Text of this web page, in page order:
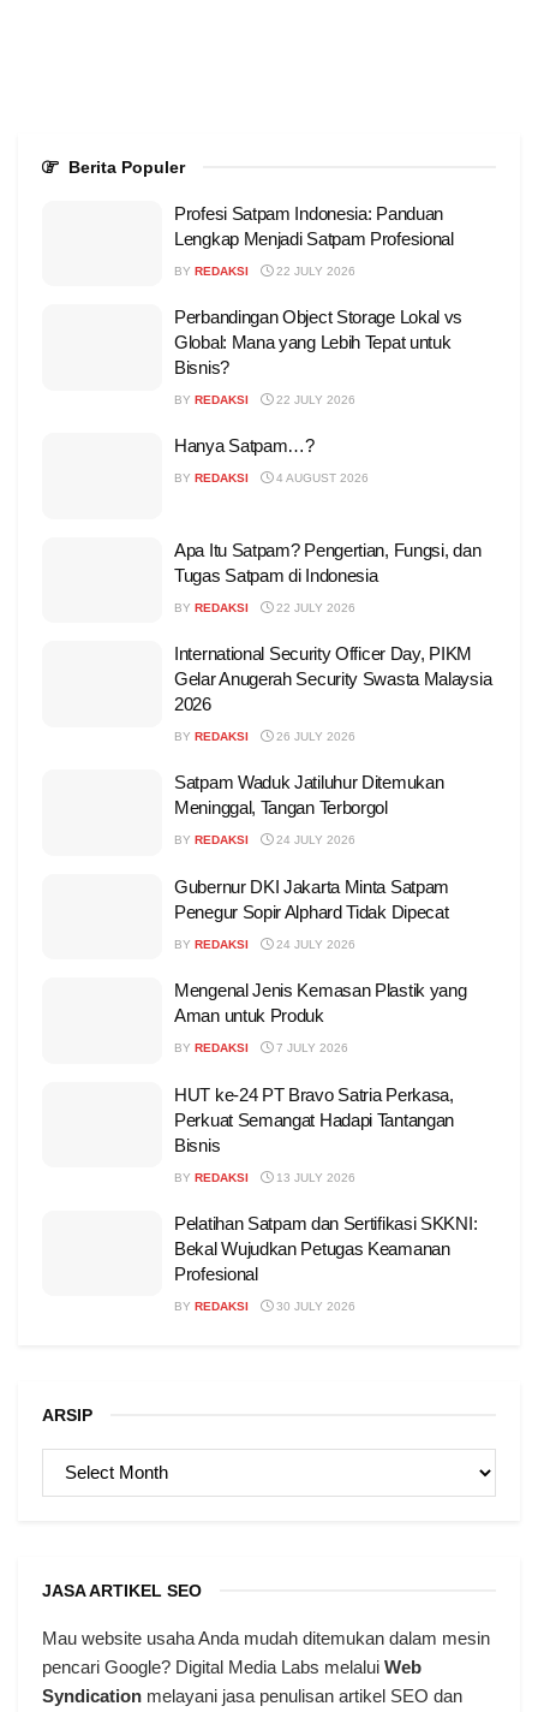
Berita Populer
Profesi Satpam Indonesia: Panduan
Lengkap Menjadi Satpam Profesional
BY REDAKSI 22 JULY 2026
Perbandingan Object Storage Lokal vs
Global: Mana yang Lebih Tepat untuk
Bisnis?
BY REDAKSI 22 JULY 2026
Hanya Satpam…?
BY REDAKSI 4 AUGUST 2026
Apa Itu Satpam? Pengertian, Fungsi, dan
Tugas Satpam di Indonesia
BY REDAKSI 22 JULY 2026
International Security Officer Day, PIKM
Gelar Anugerah Security Swasta Malaysia
2026
BY REDAKSI 26 JULY 2026
Satpam Waduk Jatiluhur Ditemukan
Meninggal, Tangan Terborgol
BY REDAKSI 24 JULY 2026
Gubernur DKI Jakarta Minta Satpam
Penegur Sopir Alphard Tidak Dipecat
BY REDAKSI 24 JULY 2026
Mengenal Jenis Kemasan Plastik yang
Aman untuk Produk
BY REDAKSI 7 JULY 2026
HUT ke-24 PT Bravo Satria Perkasa,
Perkuat Semangat Hadapi Tantangan
Bisnis
BY REDAKSI 13 JULY 2026
Pelatihan Satpam dan Sertifikasi SKKNI:
Bekal Wujudkan Petugas Keamanan
Profesional
BY REDAKSI 30 JULY 2026
ARSIP
ARSIP
JASA ARTIKEL SEO
Mau website usaha Anda mudah ditemukan dalam mesin
pencari Google? Digital Media Labs melalui Web
Syndication melayani jasa penulisan artikel SEO dan